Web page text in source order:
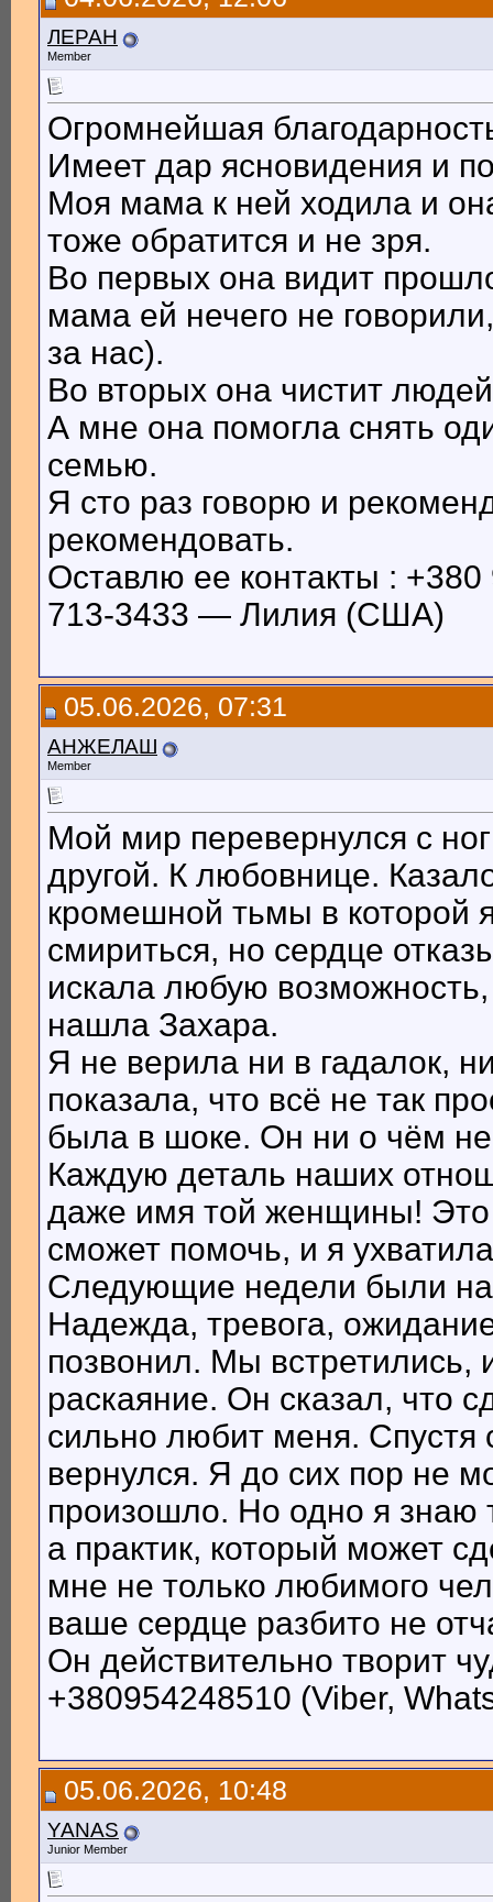
ЛЕРАН
Member
Огромнейшая
Имеет дар ясновидения и
Моя мама к ней ходила и
тоже обратится и не зря.
Во первых она видит
мама ей нечего не
за нас).
Во вторых она чистит
А мне она помогла снять
семью.
Я сто раз говорю и
рекомендовать.
Оставлю ее контакты :
713-3433 — Лилия (США)
05.06.2026, 07:31
АНЖЕЛАШ
Member
Мой мир перевернулся с
другой. К любовнице.
кромешной тьмы в которой
смириться, но сердце
искала любую
нашла Захара.
Я не верила ни в гадалок,
показала, что всё не так
была в шоке. Он ни о чём
Каждую деталь наших
даже имя той женщины! Это
сможет помочь, и я
Следующие недели были
Надежда, тревога,
позвонил. Мы встретились,
раскаяние. Он сказал, что
сильно любит меня. Спустя
вернулся. Я до сих пор не
произошло. Но одно я знаю
а практик, который может
мне не только любимого
ваше сердце разбито не
Он действительно творит
+380954248510 (Viber,
05.06.2026, 10:48
YANAS
Junior Member